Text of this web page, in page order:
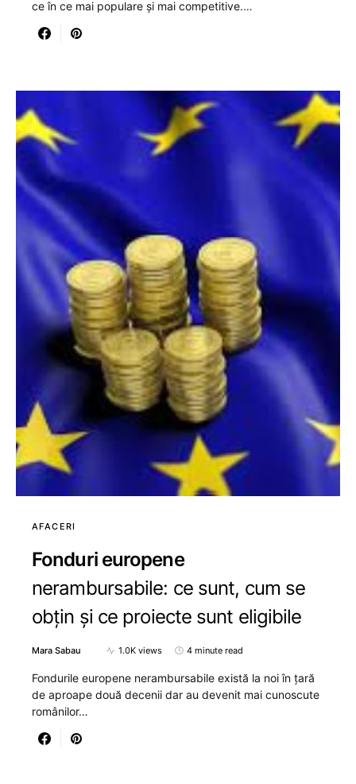
ce în ce mai populare și mai competitive.…
AFACERI
Fonduri europene
nerambursabile: ce sunt, cum se
obțin și ce proiecte sunt eligibile
Mara Sabau 1.0K views 4 minute read
Fondurile europene nerambursabile există la noi în țară
de aproape două decenii dar au devenit mai cunoscute
românilor…